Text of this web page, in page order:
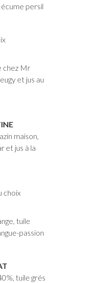
persil
chez Mr
et jus au
maison,
et jus à la
choix
tuile
passion
tuile grés